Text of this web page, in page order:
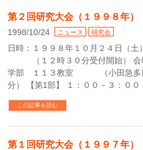
第２回研究大会（１９９８年）
1998/10/24 ニュース 研究会
日時：１９９８年１０月２４日（
（１２時３０分受付開始） 会
学部 １１３教室 （小田急多摩
分） 【第1部】 １：００－３：００
この記事を読む
第１回研究大会（１９９７年）